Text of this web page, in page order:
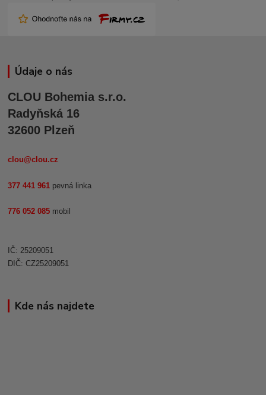
Údaje o nás
CLOU Bohemia s.r.o.
Radyňská 16
32600 Plzeň
clou@clou.cz
377 441 961 pevná linka
776 052 085 mobil
IČ: 25209051
DIČ: CZ25209051
Kde nás najdete